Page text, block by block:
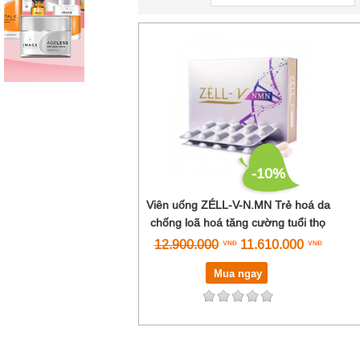
-10%
Viên uống ZÉLL-V-N.MN Trẻ hoá da
chống loã hoá tăng cường tuổi thọ
12.900.000 11.610.000
Mua ngay